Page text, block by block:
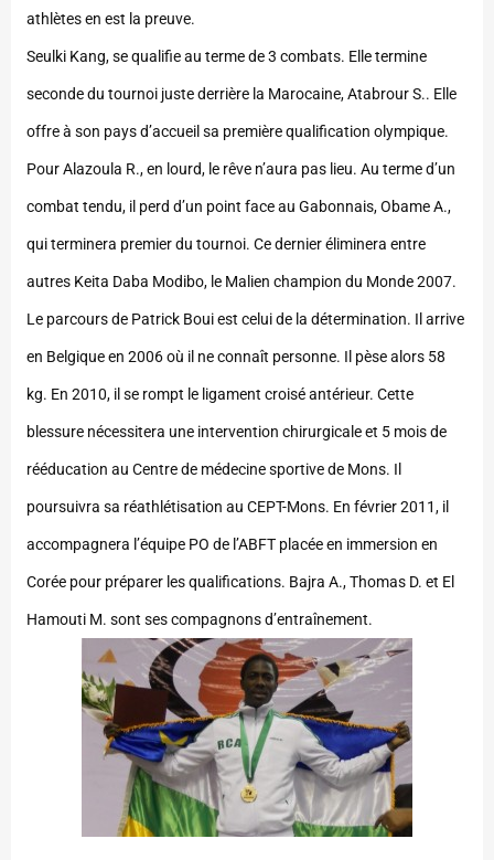
athlètes en est la preuve.
Seulki Kang, se qualifie au terme de 3 combats. Elle termine
seconde du tournoi juste derrière la Marocaine, Atabrour S.. Elle
offre à son pays d’accueil sa première qualification olympique.
Pour Alazoula R., en lourd, le rêve n’aura pas lieu. Au terme d’un
combat tendu, il perd d’un point face au Gabonnais, Obame A.,
qui terminera premier du tournoi. Ce dernier éliminera entre
autres Keita Daba Modibo, le Malien champion du Monde 2007.
Le parcours de Patrick Boui est celui de la détermination. Il arrive
en Belgique en 2006 où il ne connaît personne. Il pèse alors 58
kg. En 2010, il se rompt le ligament croisé antérieur. Cette
blessure nécessitera une intervention chirurgicale et 5 mois de
rééducation au Centre de médecine sportive de Mons. Il
poursuivra sa réathlétisation au CEPT-Mons. En février 2011, il
accompagnera l’équipe PO de l’ABFT placée en immersion en
Corée pour préparer les qualifications. Bajra A., Thomas D. et El
Hamouti M. sont ses compagnons d’entraînement.